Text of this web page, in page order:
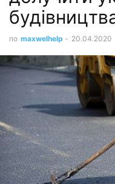
по maxwelhelp - 20.04.2020